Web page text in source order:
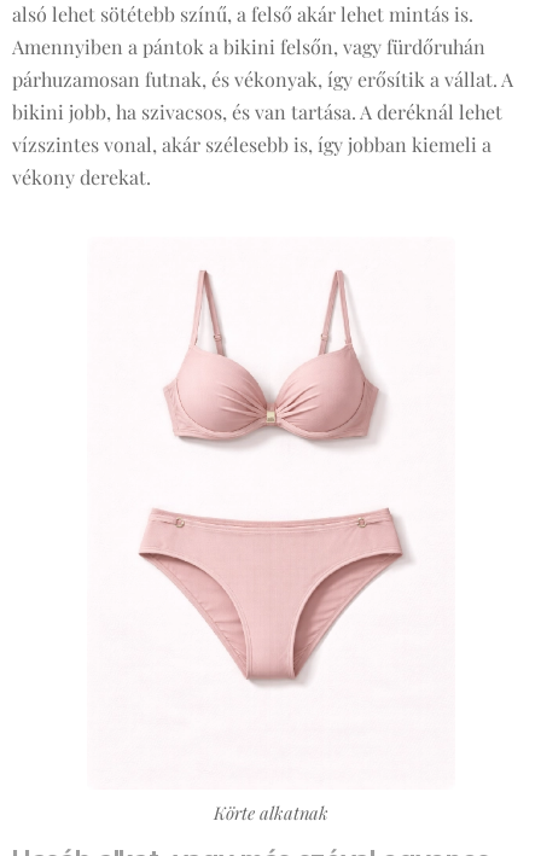
alsó lehet sötétebb színű, a felső akár lehet mintás is.
Amennyiben a pántok a bikini felsőn, vagy fürdőruhán
párhuzamosan futnak, és vékonyak, így erősítik a vállat. A
bikini jobb, ha szivacsos, és van tartása. A deréknál lehet
vízszintes vonal, akár szélesebb is, így jobban kiemeli a
vékony derekat.
Körte alkatnak